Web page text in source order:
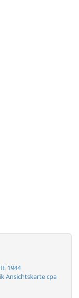
1944
Ansichtskarte cpa